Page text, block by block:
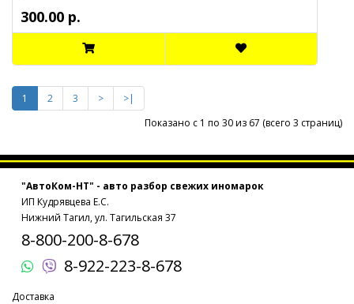
300.00 р.
1 2 3 >
>|
Показано с 1 по 30 из 67 (всего 3 страниц)
"АвтоКом-НТ" - авто разбор свежих иномарок
ИП Кудрявцева Е.С.
Нижний Тагил, ул. Тагильская 37
8-800-200-8-678
8-922-223-8-678
Доставка